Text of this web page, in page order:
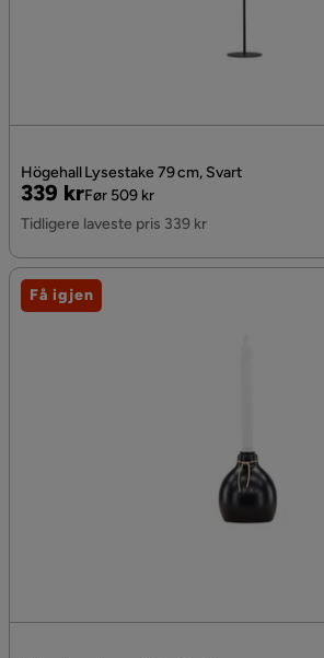
Högehall Lysestake 79 cm, Svart
Pris
339 kr
Original
Pris
Før 509 kr
Tidligere laveste pris 339 kr
Få igjen